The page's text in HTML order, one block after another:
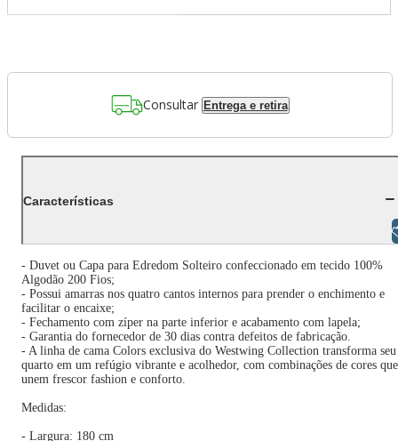
Consultar Entrega e retira
Características
- Duvet ou Capa para Edredom Solteiro confeccionado em tecido 100%
Algodão 200 Fios;
- Possui amarras nos quatro cantos internos para prender o enchimento e
facilitar o encaixe;
- Fechamento com zíper na parte inferior e acabamento com lapela;
- Garantia do fornecedor de 30 dias contra defeitos de fabricação.
- A linha de cama Colors exclusiva do Westwing Collection transforma seu
quarto em um refúgio vibrante e acolhedor, com combinações de cores que
unem frescor fashion e conforto.
Medidas:
- Largura: 180 cm